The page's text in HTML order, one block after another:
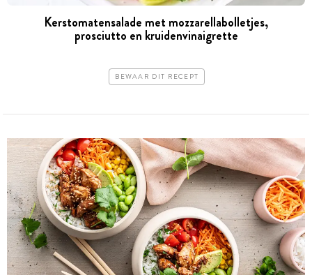
Kerstomatensalade met mozzarellabolletjes,
prosciutto en kruidenvinaigrette
BEWAAR DIT RECEPT